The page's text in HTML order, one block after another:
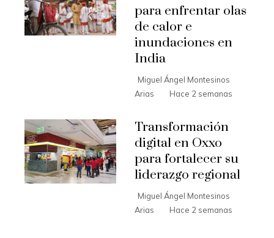
para enfrentar olas
de calor e
inundaciones en
India
Miguel Ángel Montesinos
Arias
Hace 2 semanas
Transformación
digital en Oxxo
para fortalecer su
liderazgo regional
Miguel Ángel Montesinos
Arias
Hace 2 semanas